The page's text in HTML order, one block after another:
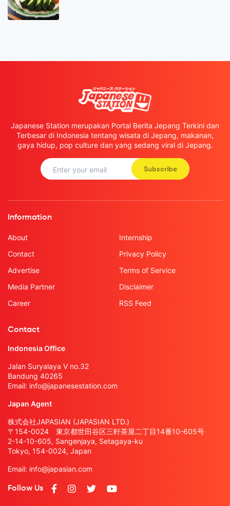
Japanese Station merupakan Portal Berita Jepang Terkini dan
Terbesar di Indonesia tentang wisata di Jepang, makanan,
gaya hidup, pop culture dan yang sedang viral di Jepang.
Subscribe
Information
About
Contact
Advertise
Media Partner
Career
Internship
Privacy Policy
Terms of Service
Disclaimer
RSS Feed
Contact
Indonesia Office
Jalan Suryalaya V no.32
Bandung 40265
Email: info@japanesestation.com
Japan Agent
株式会社JAPASIAN (JAPASIAN LTD.)
〒154-0024 東京都世田谷区三軒茶屋二丁目14番10-605号
2-14-10-605, Sangenjaya, Setagaya-ku
Tokyo, 154-0024, Japan
Email: info@japasian.com
Follow Us